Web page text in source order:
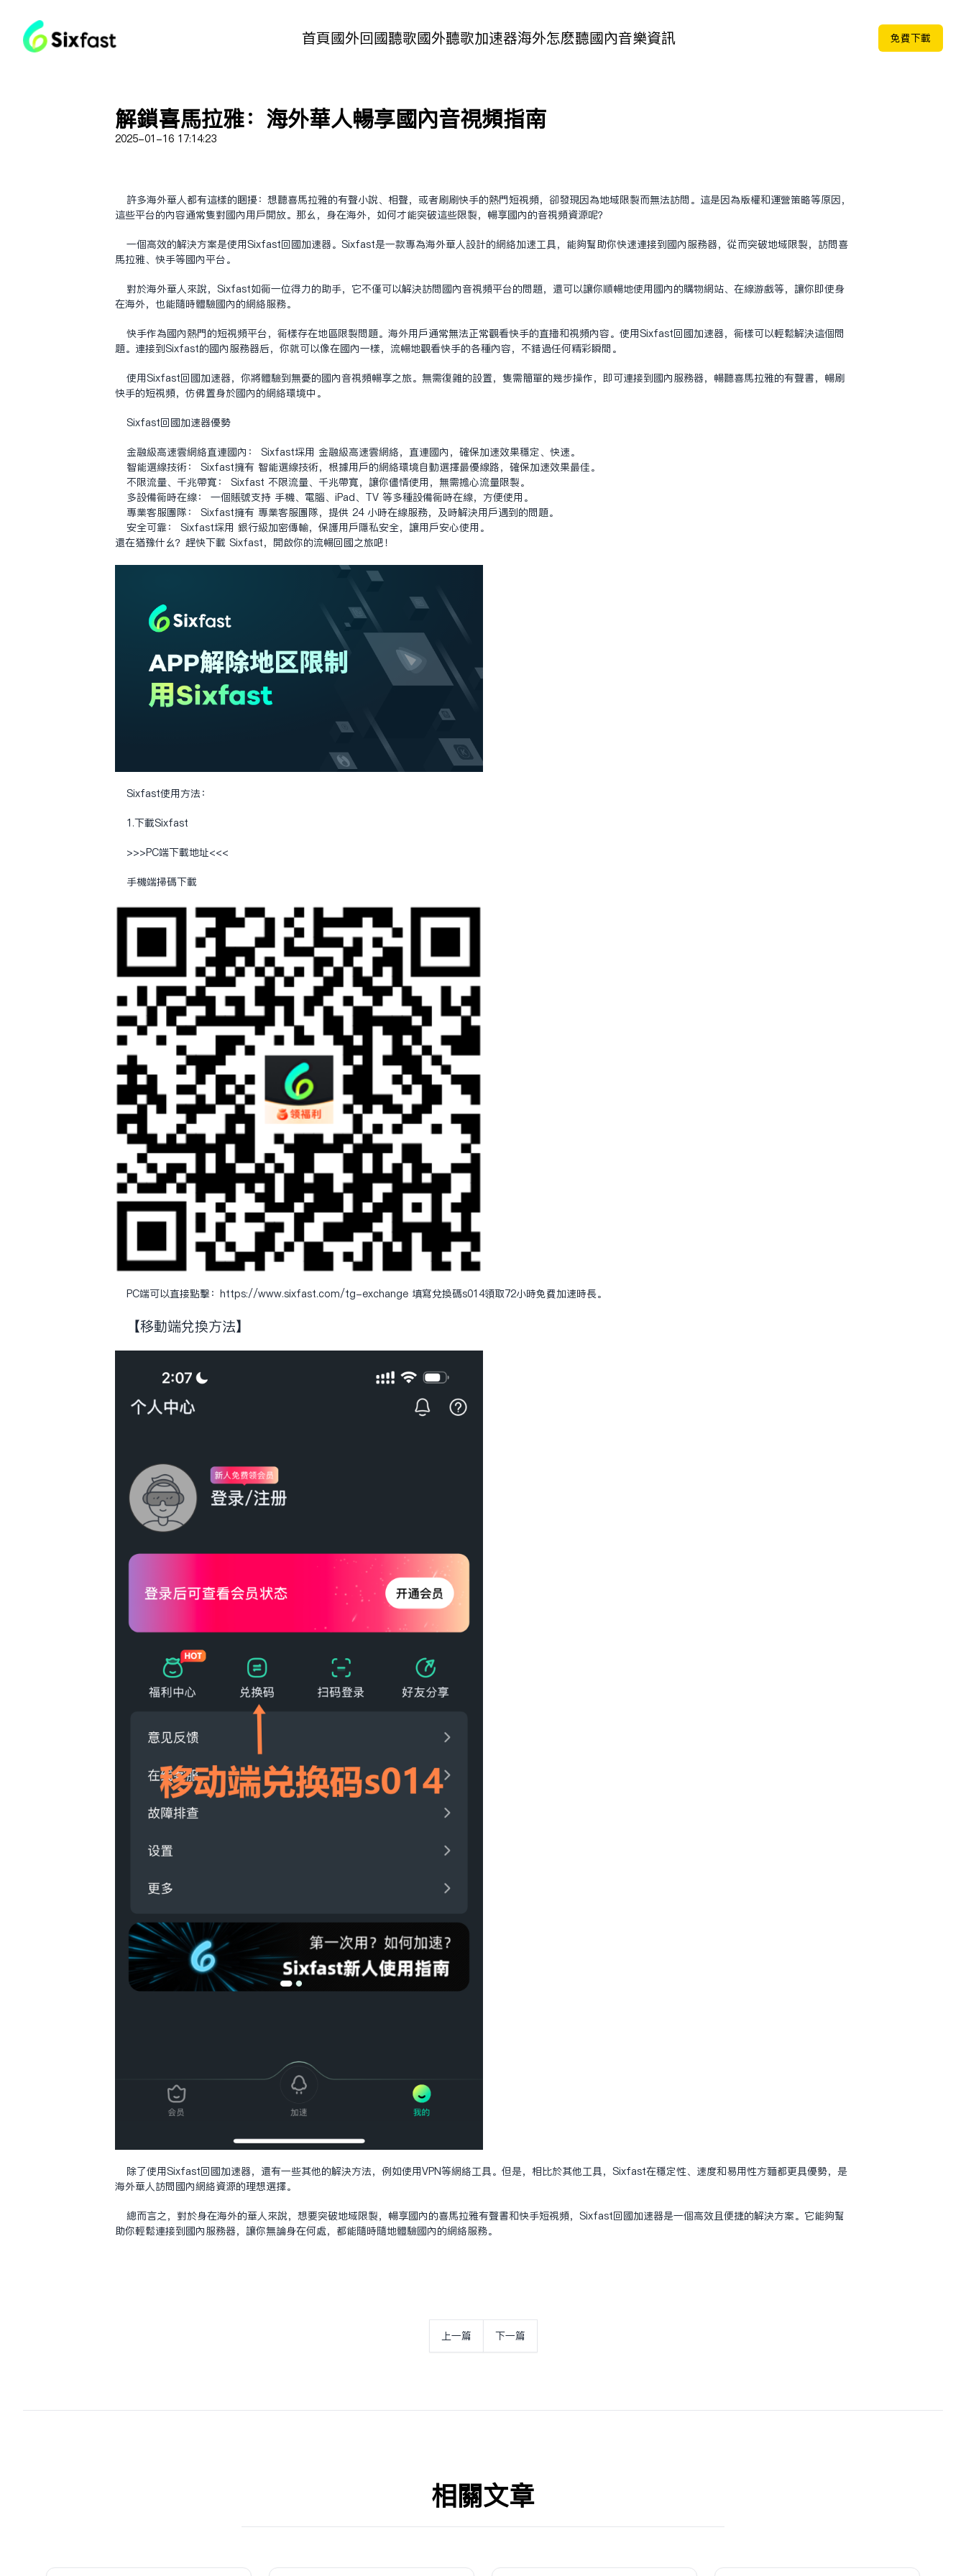
首頁國外回國聽歌國外聽歌加速器海外怎麽聽國內音樂資訊 免费下载
解锁喜马拉雅：海外华人畅享国内音视频指南
2025-01-16 17:14:23
许多海外华人都有这样的困扰：想听喜马拉雅的有声小说、相声，或者刷刷快手的热门短视频，却发现因为地域限制而无法访问。这是因为版权和运营策略等原因，
这些平台的内容通常只对国内用户开放。那么，身在海外，如何才能突破这些限制，畅享国内的音视频资源呢？
一个高效的解决方案是使用Sixfast回国加速器。Sixfast是一款专为海外华人设计的网络加速工具，能够帮助你快速连接到国内服务器，从而突破地域限制，访问喜
马拉雅、快手等国内平台。
对于海外华人来说，Sixfast如同一位得力的助手，它不仅可以解决访问国内音视频平台的问题，还可以让你顺畅地使用国内的购物网站、在线游戏等，让你即使身
在海外，也能随时体验国内的网络服务。
快手作为国内热门的短视频平台，同样存在地区限制问题。海外用户通常无法正常观看快手的直播和视频内容。使用Sixfast回国加速器，同样可以轻松解决这个问
题。连接到Sixfast的国内服务器后，你就可以像在国内一样，流畅地观看快手的各种内容，不错过任何精彩瞬间。
使用Sixfast回国加速器，你将体验到无忧的国内音视频畅享之旅。无需复杂的设置，只需简单的几步操作，即可连接到国内服务器，畅听喜马拉雅的有声书，畅刷
快手的短视频，仿佛置身于国内的网络环境中。
Sixfast回国加速器优势
金融级高速云网络直连国内： Sixfast采用 金融级高速云网络，直连国内，确保加速效果稳定、快速。
智能选线技术： Sixfast拥有 智能选线技术，根据用户的网络环境自动选择最优线路，确保加速效果最佳。
不限流量、千兆带宽： Sixfast 不限流量、千兆带宽，让你尽情使用，无需担心流量限制。
多设备同时在线： 一个账号支持 手机、电脑、iPad、TV 等多种设备同时在线，方便使用。
专业客服团队： Sixfast拥有 专业客服团队，提供 24 小时在线服务，及时解决用户遇到的问题。
安全可靠： Sixfast采用 银行级加密传输，保护用户隐私安全，让用户安心使用。
还在犹豫什么？赶快下载 Sixfast，开启你的流畅回国之旅吧！
Sixfast使用方法：
1.下载Sixfast
>>>PC端下载地址<<<
手机端扫码下载
PC端可以直接点击： https://www.sixfast.com/tg-exchange 填写兑换码s014领取72小时免费加速时长。
【移动端兑换方法】
除了使用Sixfast回国加速器，还有一些其他的解决方法，例如使用VPN等网络工具。但是，相比于其他工具，Sixfast在稳定性、速度和易用性方面都更具优势，是
海外华人访问国内网络资源的理想选择。
总而言之，对于身在海外的华人来说，想要突破地域限制，畅享国内的喜马拉雅有声书和快手短视频，Sixfast回国加速器是一个高效且便捷的解决方案。它能够帮
助你轻松连接到国内服务器，让你无论身在何处，都能随时随地体验国内的网络服务。
上一篇 下一篇
相关文章